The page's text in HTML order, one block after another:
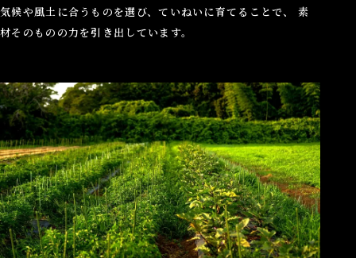
気候や風土に合うものを選び、ていねいに育てることで、 素
材そのものの力を引き出しています。